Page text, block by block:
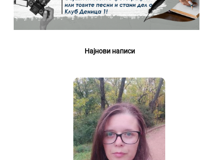
Најнови написи